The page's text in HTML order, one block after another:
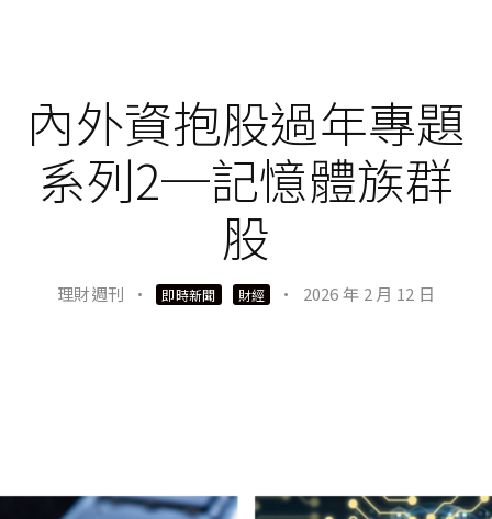
內外資抱股過年專題
系列2─記憶體族群
股
理財週刊 · 即時新聞 財經 · 2026 年 2 月 12 日